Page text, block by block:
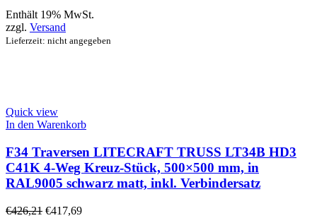
Enthält 19% MwSt.
zzgl. Versand
Lieferzeit: nicht angegeben
Quick view
In den Warenkorb
F34 Traversen LITECRAFT TRUSS LT34B HD3
C41K 4-Weg Kreuz-Stück, 500×500 mm, in
RAL9005 schwarz matt, inkl. Verbindersatz
€426,21 €417,69